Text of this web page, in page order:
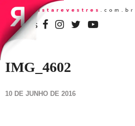
SIGA-NOS
IMG_4602
10 DE JUNHO DE 2016